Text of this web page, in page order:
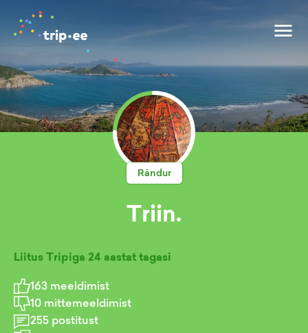
Rändur
Triin.
Liitus Tripiga 24 aastat tagasi
163 meeldimist
10 mittemeeldimist
255 postitust